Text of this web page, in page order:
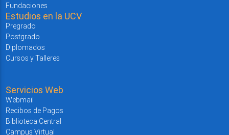
Fundaciones
Estudios en la UCV
Pregrado
Postgrado
Diplomados
Cursos y Talleres
Servicios Web
Webmail
Recibos de Pagos
Biblioteca Central
Campus Virtual